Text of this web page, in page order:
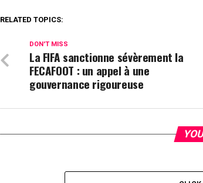
RELATED TOPICS:
DON'T MISS
La FIFA sanctionne sévèrement la
FECAFOOT : un appel à une
gouvernance rigoureuse